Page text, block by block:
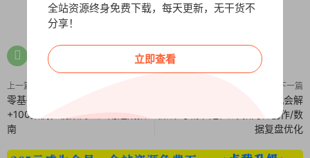
0 0
上一篇
零基础到AI变现高手，全套工具
+100案例，视频商业应用速成指
南
下一篇
短视频带货全攻略，行业机会解
析/账号精准定位/爆款内容创作/数
据复盘优化
全站资源终身免费下载，每天更新，无干货不
分享！
立即查看